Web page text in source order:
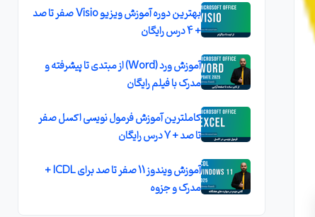
بهترین دوره آموزش ویزیو Visio صفر تا صد
+ 4 درس رایگان
آموزش ورد (Word) از مبتدی تا پیشرفته و
مدرک با فیلم رایگان
کاملترين آموزش فرمول نويسی اکسل صفر
تا صد + 7 درس رايگان
آموزش ویندوز 11 صفر تا صد برای ICDL +
مدرک و جزوه